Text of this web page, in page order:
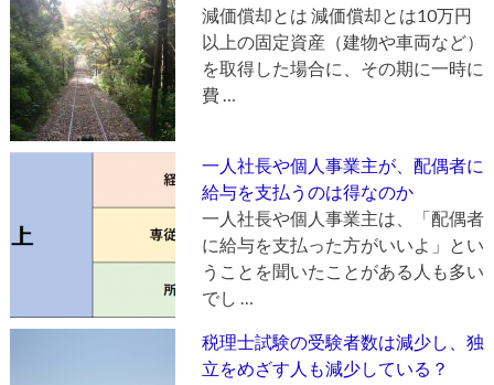
減価償却とは 減価償却とは10万円
以上の固定資産（建物や車両など）
を取得した場合に、その期に一時に
費 …
一人社長や個人事業主が、配偶者に
給与を支払うのは得なのか
一人社長や個人事業主は、「配偶者
に給与を支払った方がいいよ」とい
うことを聞いたことがある人も多い
でし …
税理士試験の受験者数は減少し、独
立をめざす人も減少している？